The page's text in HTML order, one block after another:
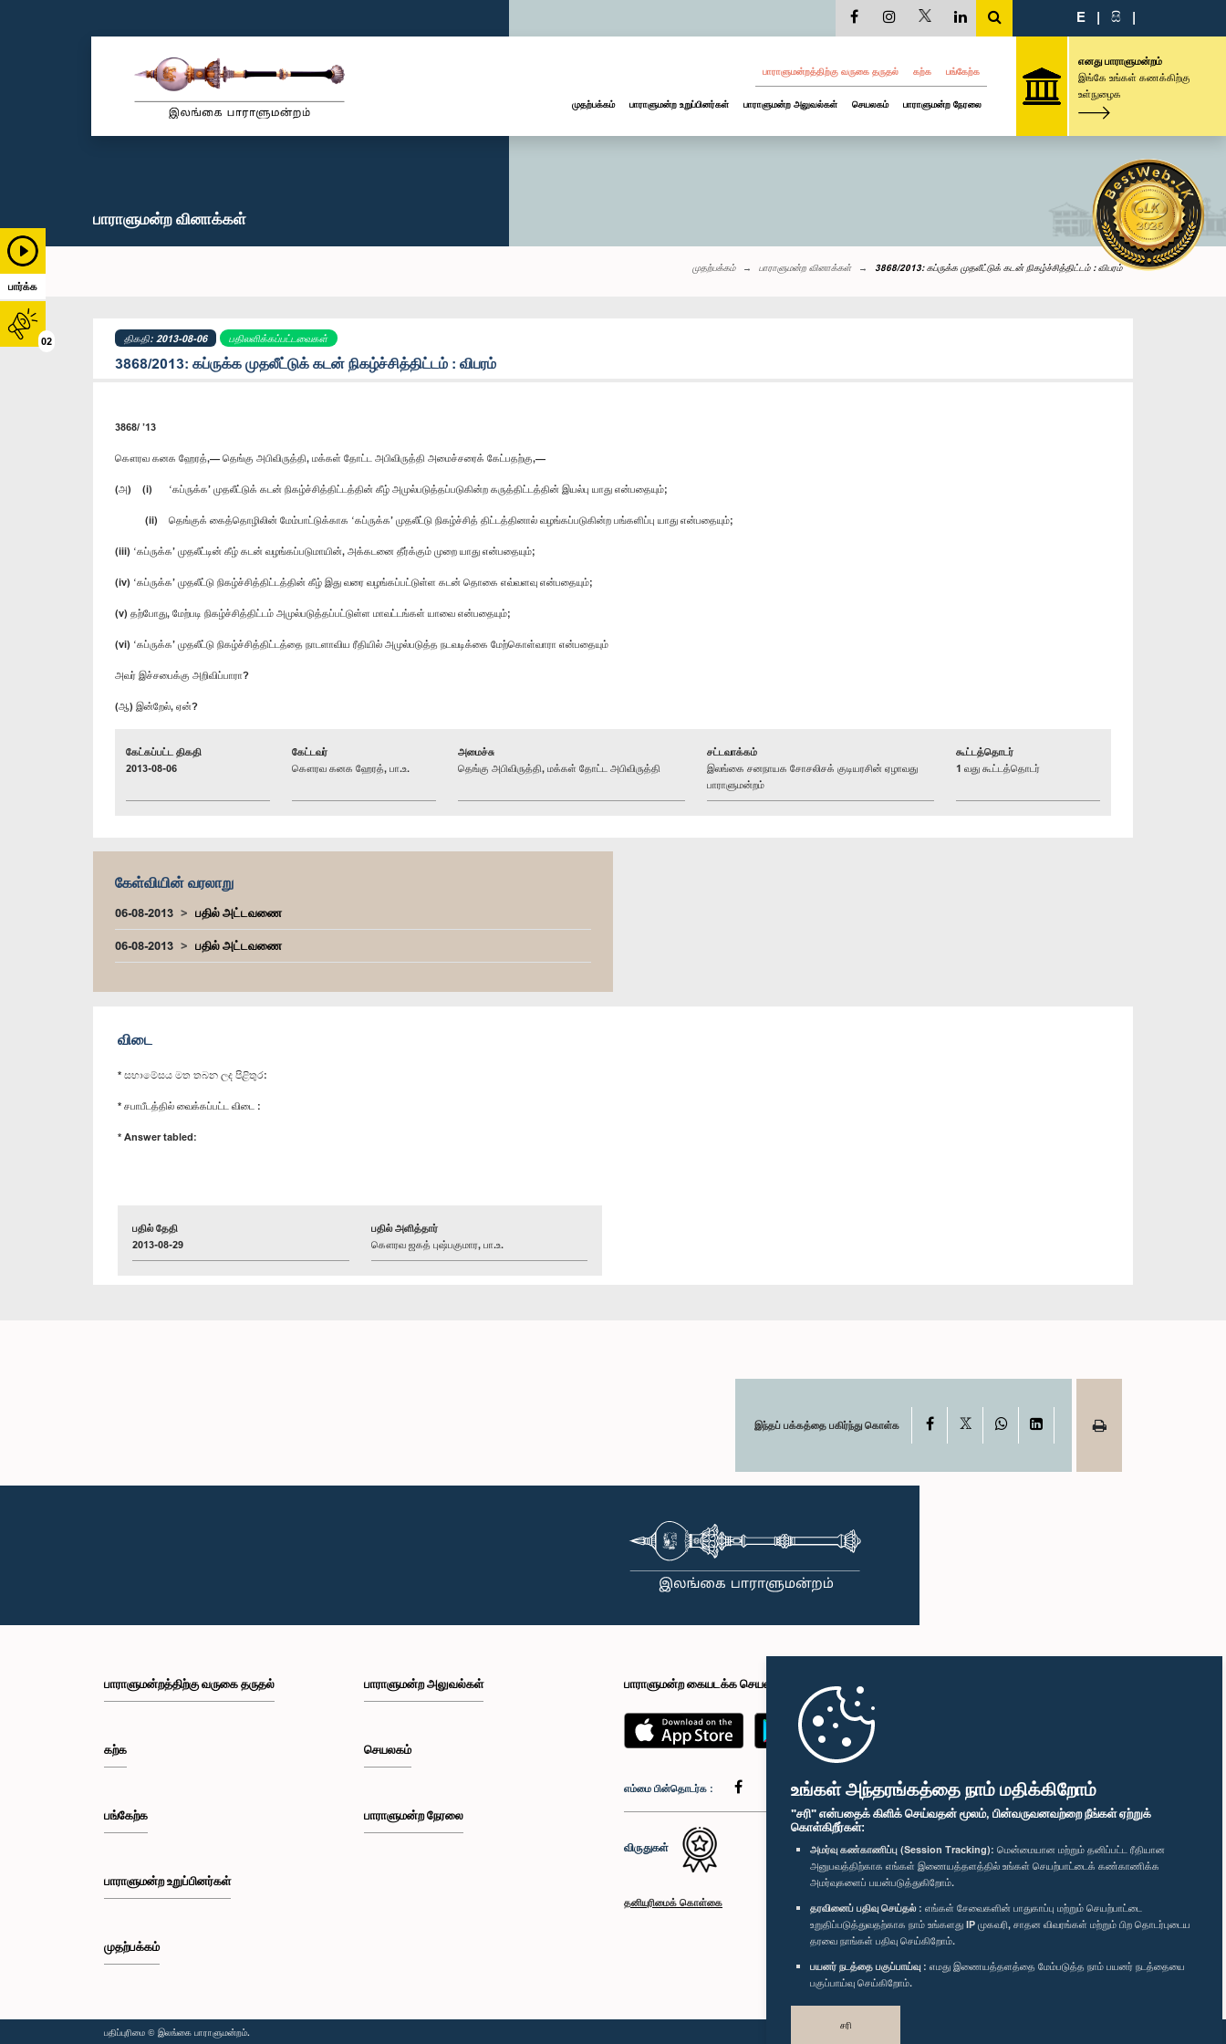
உங்கள் அந்தரங்கத்தை நாம் மதிக்கிறோம்
"சரி" என்பதைக் கிளிக் செய்வதன் மூலம், பின்வருவனவற்றை நீங்கள் ஏற்றுக்
கொள்கிறீர்கள்:
அமர்வு கண்காணிப்பு (Session Tracking): மென்மையான மற்றும் தனிப்பட்ட ரீதியான
அனுபவத்திற்காக எங்கள் இணையத்தளத்தில் உங்கள் செயற்பாட்டைக் கண்காணிக்க
அமர்வுகளைப் பயன்படுத்துகிறோம்.
தரவினைப் பதிவு செய்தல் : எங்கள் சேவைகளின் பாதுகாப்பு மற்றும் செயற்பாட்டை
உறுதிப்படுத்துவதற்காக நாம் உங்களது IP முகவரி, சாதன விவரங்கள் மற்றும் பிற தொடர்புடைய
தரவை நாங்கள் பதிவு செய்கிறோம்.
பயனர் நடத்தை பகுப்பாய்வு : எமது இணையத்தளத்தை மேம்படுத்த நாம் பயனர் நடத்தையை
பகுப்பாய்வு செய்கிறோம்.
சரி
பார்க்க
02
E | සි |
பாராளுமன்றத்திற்கு வருகை தருதல் கற்க பங்கேற்க
முதற்பக்கம் பாராளுமன்ற உறுப்பினர்கள் பாராளுமன்ற அலுவல்கள் செயலகம் பாராளுமன்ற நேரலை
எனது பாராளுமன்றம்
இங்கே உங்கள் கணக்கிற்கு
உள்நுழைக
பாராளுமன்ற வினாக்கள்
முதற்பக்கம் பாராளுமன்ற வினாக்கள் 3868/2013: கப்ருக்க முதலீட்டுக் கடன் நிகழ்ச்சித்திட்டம் : விபரம்
திகதி: 2013-08-06 பதிலளிக்கப்பட்டவைகள்
3868/2013: கப்ருக்க முதலீட்டுக் கடன் நிகழ்ச்சித்திட்டம் : விபரம்
3868/ ’13
கௌரவ கனக ஹேரத்,— தெங்கு அபிவிருத்தி, மக்கள் தோட்ட அபிவிருத்தி அமைச்சரைக் கேட்பதற்கு,—
(அ) (i) ‘கப்ருக்க’ முதலீட்டுக் கடன் நிகழ்ச்சித்திட்டத்தின் கீழ் அமுல்படுத்தப்படுகின்ற கருத்திட்டத்தின் இயல்பு யாது என்பதையும்;
(ii) தெங்குக் கைத்தொழிலின் மேம்பாட்டுக்காக ‘கப்ருக்க’ முதலீட்டு நிகழ்ச்சித் திட்டத்தினால் வழங்கப்படுகின்ற பங்களிப்பு யாது என்பதையும்;
(iii) ‘கப்ருக்க’ முதலீட்டின் கீழ் கடன் வழங்கப்படுமாயின், அக்கடனை தீர்க்கும் முறை யாது என்பதையும்;
(iv) ‘கப்ருக்க’ முதலீட்டு நிகழ்ச்சித்திட்டத்தின் கீழ் இது வரை வழங்கப்பட்டுள்ள கடன் தொகை எவ்வளவு என்பதையும்;
(v) தற்போது, மேற்படி நிகழ்ச்சித்திட்டம் அமுல்படுத்தப்பட்டுள்ள மாவட்டங்கள் யாவை என்பதையும்;
(vi) ‘கப்ருக்க’ முதலீட்டு நிகழ்ச்சித்திட்டத்தை நாடளாவிய ரீதியில் அமுல்படுத்த நடவடிக்கை மேற்கொள்வாரா என்பதையும்
அவர் இச்சபைக்கு அறிவிப்பாரா?
(ஆ) இன்றேல், ஏன்?
கேட்கப்பட்ட திகதி
2013-08-06
கேட்டவர்
கௌரவ கனக ஹேரத், பா.உ.
அமைச்சு
தெங்கு அபிவிருத்தி, மக்கள் தோட்ட அபிவிருத்தி
சட்டவாக்கம்
இலங்கை சனநாயக சோசலிசக் குடியரசின் ஏழாவது
பாராளுமன்றம்
கூட்டத்தொடர்
1 வது கூட்டத்தொடர்
கேள்வியின் வரலாறு
06-08-2013
பதில் அட்டவணை
06-08-2013
பதில் அட்டவணை
விடை
* සභාමේසය මත තබන ලද පිළිතුර:
* சபாபீடத்தில் வைக்கப்பட்ட விடை :
* Answer tabled:
பதில் தேதி
2013-08-29
பதில் அளித்தார்
கௌரவ ஜகத் புஷ்பகுமார, பா.உ.
இந்தப் பக்கத்தை பகிர்ந்து கொள்க Facebook WhatsAppLinkedIn
பாராளுமன்றத்திற்கு வருகை தருதல்
கற்க
பங்கேற்க
பாராளுமன்ற உறுப்பினர்கள்
முதற்பக்கம்
பாராளுமன்ற அலுவல்கள்
செயலகம்
பாராளுமன்ற நேரலை
பாராளுமன்ற கையடக்க செயலி
எம்மை பின்தொடர்க :
விருதுகள்
தனியுரிமைக் கொள்கை
பதிப்புரிமை © இலங்கை பாராளுமன்றம்.